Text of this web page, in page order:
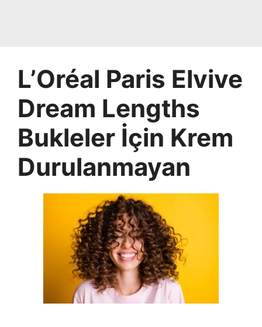
L’Oréal Paris Elvive
Dream Lengths
Bukleler İçin Krem
Durulanmayan